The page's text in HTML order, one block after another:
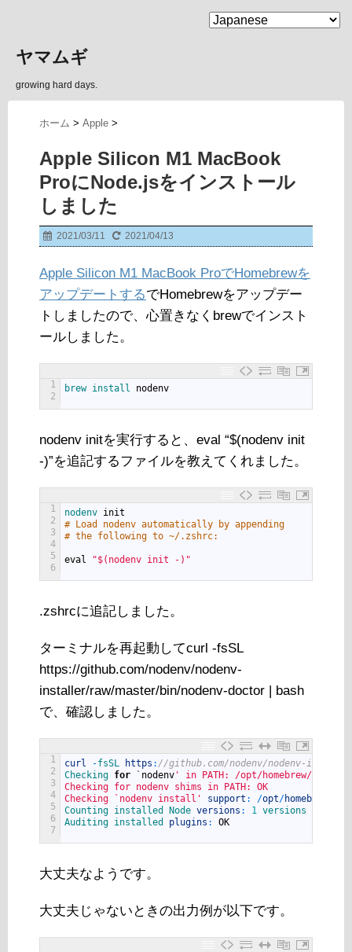
MENU
ヤマムギ
growing hard days.
ホーム > Apple >
Apple Silicon M1 MacBook
ProにNode.jsをインストール
しました
2021/03/11 2021/04/13
Apple Silicon M1 MacBook ProでHomebrewを
アップデートするでHomebrewをアップデー
トしましたので、心置きなくbrewでインスト
ールしました。
1
2
brew install nodenv
nodenv initを実行すると、eval “$(nodenv init
-)”を追記するファイルを教えてくれました。
1
2
3
4
5
6
nodenv init
# Load nodenv automatically by appending
# the following to ~/.zshrc:
eval "$(nodenv init -)"
.zshrcに追記しました。
ターミナルを再起動してcurl -fsSL
https://github.com/nodenv/nodenv-
installer/raw/master/bin/nodenv-doctor | bash
で、確認しました。
1
2
3
4
5
6
7
curl -fsSL https : //github.com/nodenv/nodenv-
Checking for ` nodenv ' in PATH: /opt/homebrew/bin/
Checking for nodenv shims in PATH: OK
Checking `nodenv install'
support : /opt/homebrew
Counting installed Node versions : 1 versions
Auditing installed plugins : OK
大丈夫なようです。
大丈夫じゃないときの出力例が以下です。